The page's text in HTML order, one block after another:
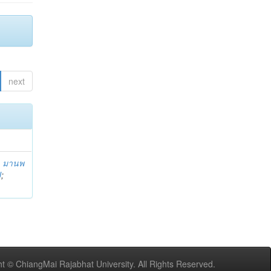
next
มานพ
;
© ChiangMai Rajabhat University. All Rights Reserved.